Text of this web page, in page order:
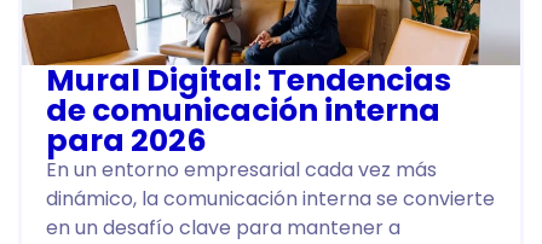
Mural Digital: Tendencias
de comunicación interna
para 2026
En un entorno empresarial cada vez más
dinámico, la comunicación interna se convierte
en un desafío clave para mantener a